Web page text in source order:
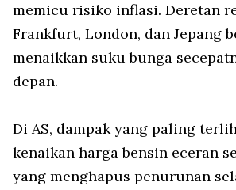
memicu risiko inflasi. Deretan
Frankfurt, London, dan Jepang
menaikkan suku bunga
depan.
Di AS, dampak yang paling
kenaikan harga bensin eceran
yang menghapus penurunan